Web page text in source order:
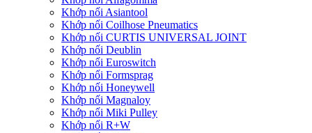
Khớp nối Asiantool
Khớp nối Coilhose Pneumatics
Khớp nối CURTIS UNIVERSAL JOINT
Khớp nối Deublin
Khớp nối Euroswitch
Khớp nối Formsprag
Khớp nối Honeywell
Khớp nối Magnaloy
Khớp nối Miki Pulley
Khớp nối R+W